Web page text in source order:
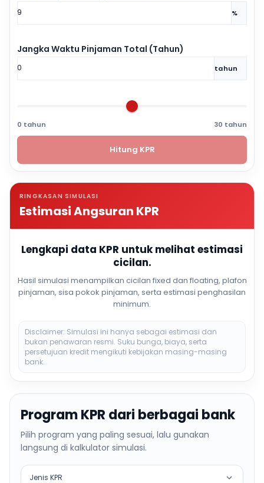
%
Jangka Waktu Pinjaman Total (Tahun)
tahun
0 tahun 30 tahun
Hitung KPR
RINGKASAN SIMULASI
Estimasi Angsuran KPR
Lengkapi data KPR untuk melihat estimasi
cicilan.
Hasil simulasi menampilkan cicilan fixed dan floating, plafon
pinjaman, sisa pokok pinjaman, serta estimasi penghasilan
minimum.
Disclaimer: Simulasi ini hanya sebagai estimasi dan
bukan penawaran resmi. Suku bunga, biaya, serta
persetujuan kredit mengikuti kebijakan masing-masing
bank.
Program KPR dari berbagai bank
Pilih program yang paling sesuai, lalu gunakan
langsung di kalkulator simulasi.
Jenis KPR